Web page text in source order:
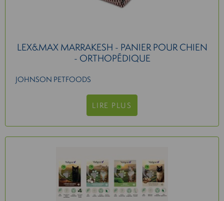
LEX&MAX MARRAKESH - PANIER POUR CHIEN
- ORTHOPÉDIQUE
JOHNSON PETFOODS
LIRE PLUS